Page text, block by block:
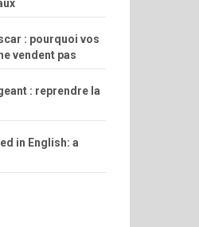
: pourquoi vos
vendent pas
: reprendre la
in English: a